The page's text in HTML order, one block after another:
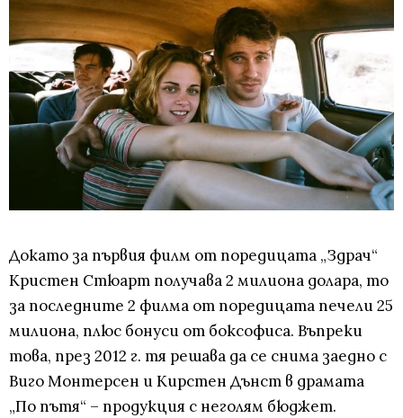
Докато за първия филм от поредицата „Здрач“
Кристен Стюарт получава 2 милиона долара, то
за последните 2 филма от поредицата печели 25
милиона, плюс бонуси от боксофиса. Въпреки
това, през 2012 г. тя решава да се снима заедно с
Виго Монтерсен и Кирстен Дънст в драмата
„По пътя“ – продукция с неголям бюджет.